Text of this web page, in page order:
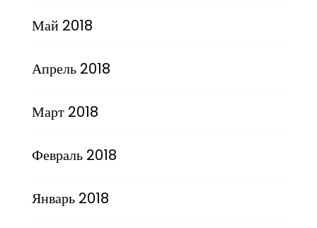
Май 2018
Апрель 2018
Март 2018
Февраль 2018
Январь 2018